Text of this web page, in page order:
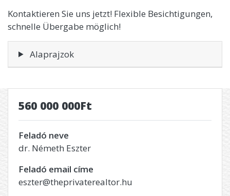
Kontaktieren Sie uns jetzt! Flexible Besichtigungen,
schnelle Übergabe möglich!
Alaprajzok
560 000 000Ft
Feladó neve
dr. Németh Eszter
Feladó email címe
eszter@theprivaterealtor.hu